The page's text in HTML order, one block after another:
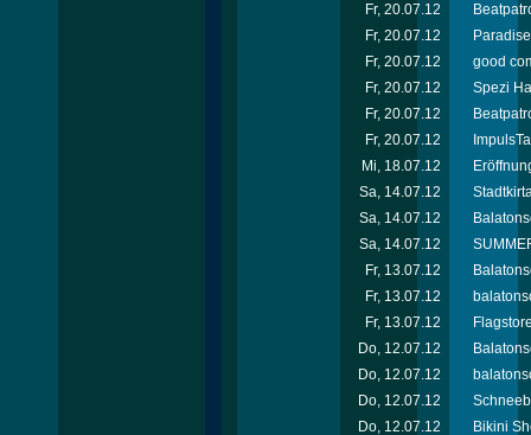
Fr, 20.07.12
Fr, 20.07.12
Fr, 20.07.12
good
Fr, 20.07.12
Spezi
Fr, 20.07.12
Fr, 20.07.12
Mi, 18.07.12
Sa, 14.07.12
Sa, 14.07.12
Sa, 14.07.12
Fr, 13.07.12
Fr, 13.07.12
Fr, 13.07.12
Do, 12.07.12
Do, 12.07.12
Do, 12.07.12
Do, 12.07.12
Bikini